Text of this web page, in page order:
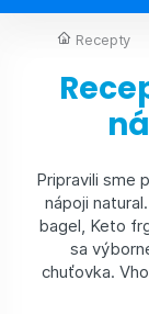
Recepty
Pripravili sme
nápoji
bagel, Keto
sa
chuťovka.